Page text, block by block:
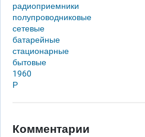
радиоприемники
полупроводниковые
сетевые
батарейные
стационарные
бытовые
1960
Р
Комментарии